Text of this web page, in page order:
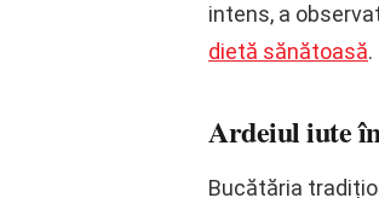
intens, a
dietă sănătoasă.
Ardeiul iute
Bucătăria